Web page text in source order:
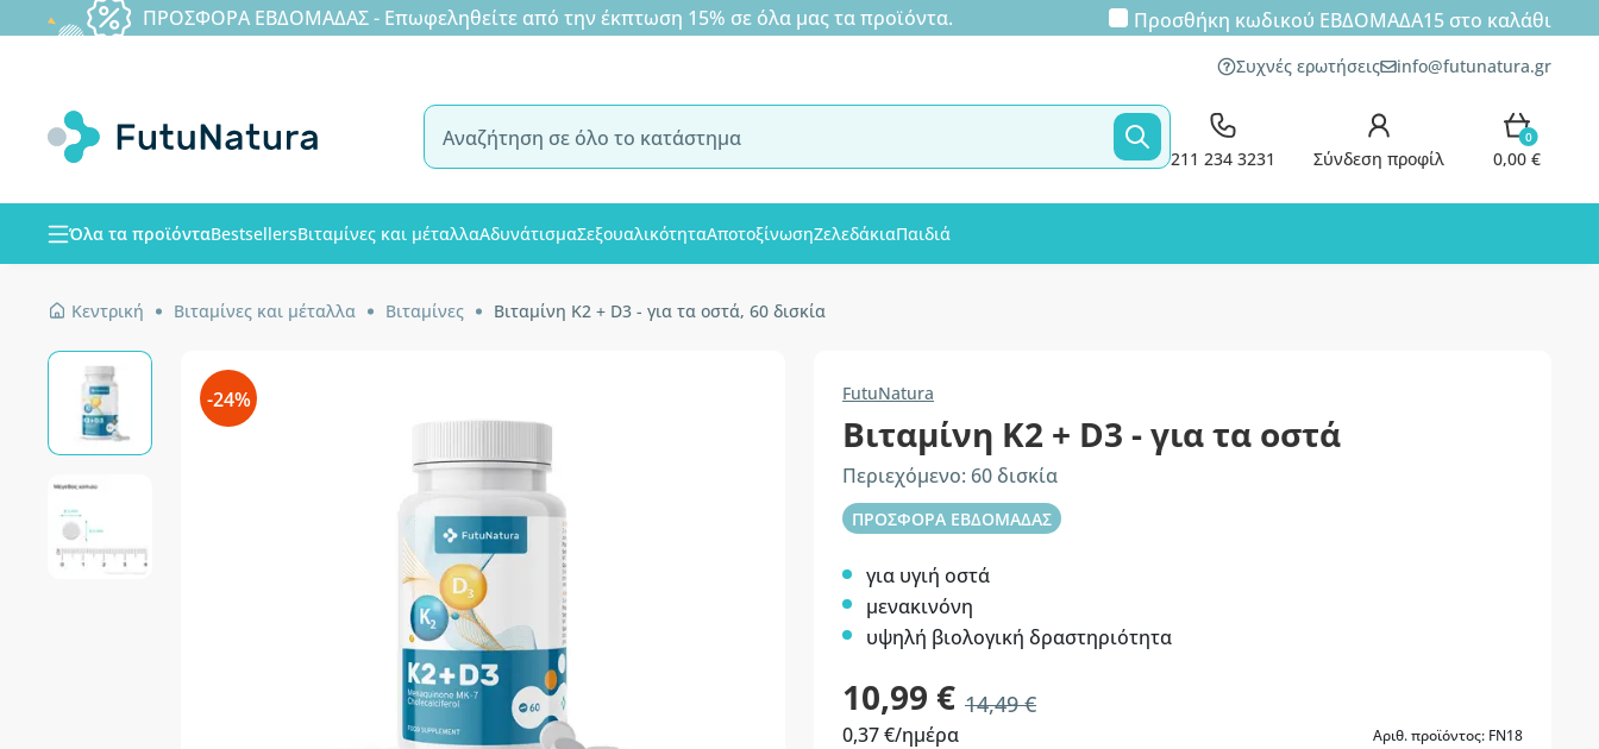
ΠΡΟΣΦΟΡΑ ΕΒΔΟΜΑΔΑΣ - Επωφεληθείτε από την έκπτωση 15% σε όλα μας τα προϊόντα. Προσθήκη κωδικού ΕΒΔΟΜΑΔΑ15στο καλάθι
Συχνές ερωτήσεις info@futunatura.gr
211 234 3231 Σύνδεση προφίλ
0
0,00 €
Όλα τα προϊόνταBestsellersΒιταμίνες και μέταλλαΑδυνάτισμαΣεξουαλικότηταΑποτοξίνωσηΖελεδάκιαΠαιδιά
Κεντρική Βιταμίνες και μέταλλα Βιταμίνες Βιταμίνη K2 + D3 - για τα οστά, 60 δισκία
-24% FutuNatura
Βιταμίνη K2 + D3 - για τα οστά
Περιεχόμενο: 60 δισκία
ΠΡΟΣΦΟΡΑ ΕΒΔΟΜΑΔΑΣ
για υγιή οστά
μενακινόνη
υψηλή βιολογική δραστηριότητα
10,99 € 14,49 €
0,37 €/ημέρα
Αριθ. προϊόντος: FN18